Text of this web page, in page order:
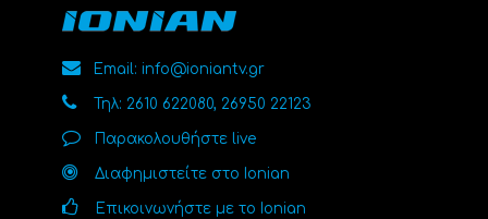
Email: info@ioniantv.gr
Τηλ: 2610 622080, 26950 22123
Παρακολουθήστε live
Διαφημιστείτε στο Ionian
Επικοινωνήστε με το Ionian